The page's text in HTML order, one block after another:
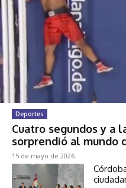
Deportes
Cuatro segundos y a
sorprendió al mundo
15 de mayo de 2026